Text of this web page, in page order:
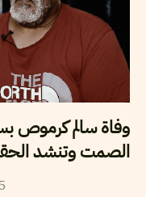
وفاة سالم كرموص
الصمت وتنشد